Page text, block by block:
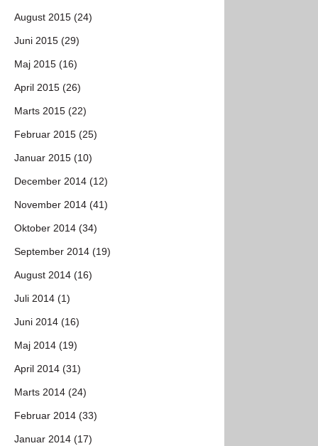
August 2015 (24)
Juni 2015 (29)
Maj 2015 (16)
April 2015 (26)
Marts 2015 (22)
Februar 2015 (25)
Januar 2015 (10)
December 2014 (12)
November 2014 (41)
Oktober 2014 (34)
September 2014 (19)
August 2014 (16)
Juli 2014 (1)
Juni 2014 (16)
Maj 2014 (19)
April 2014 (31)
Marts 2014 (24)
Februar 2014 (33)
Januar 2014 (17)